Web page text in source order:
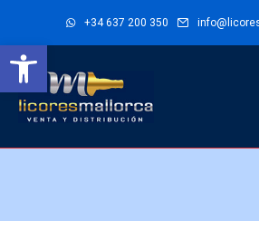
Abrir barra de herramientas
+34 637 200 350